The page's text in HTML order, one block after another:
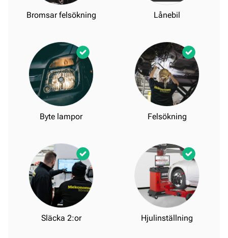
Bromsar felsökning Lånebil
Byte lampor Felsökning
Släcka 2:or Hjulinställning